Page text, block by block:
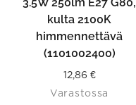
kulta 2100K
himmennettävä
(1101002400)
12,86 €
Varastossa